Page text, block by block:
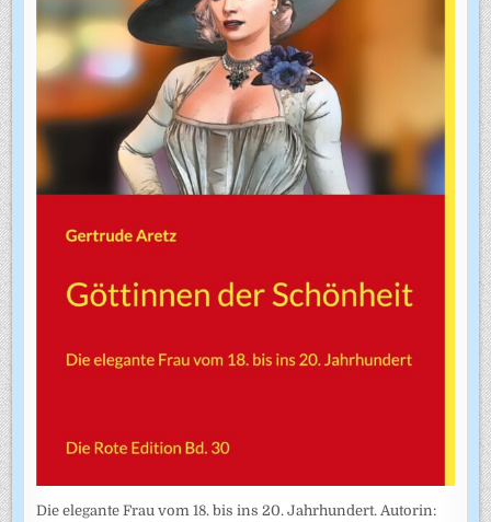
Die elegante Frau vom 18. bis ins 20. Jahrhundert. Autorin: